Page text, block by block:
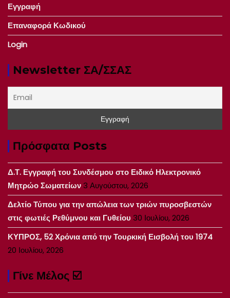
Εγγραφή
Επαναφορά Κωδικού
Login
Newsletter ΣΑ/ΣΣΑΣ
Πρόσφατα Posts
Δ.Τ. Εγγραφή του Συνδέσμου στο Ειδικό Ηλεκτρονικό
Μητρώο Σωματείων3 Αυγούστου, 2026
Δελτίο Τύπου για την απώλεια των τριών πυροσβεστών
στις φωτιές Ρεθύμνου και Γυθείου 30 Ιουλίου, 2026
ΚΥΠΡΟΣ, 52 Χρόνια από την Τουρκική Εισβολή του 1974
20 Ιουλίου, 2026
Γίνε Μέλος ☑️